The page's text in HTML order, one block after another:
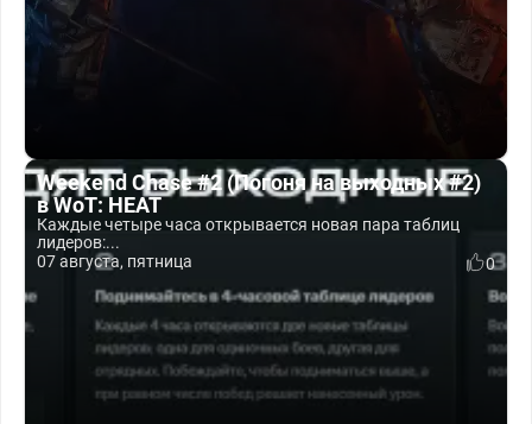
Weekend Chase #2 (Погоня на выходных #2)
в WoT: HEAT
Каждые четыре часа открывается новая пара таблиц
лидеров:...
07 августа, пятница
0